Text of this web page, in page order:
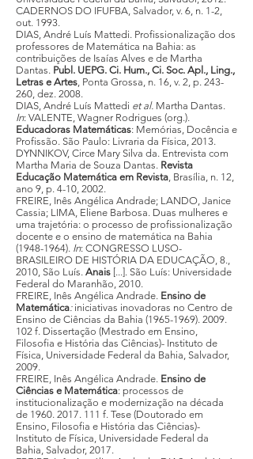
CADERNOS DO IFUFBA, Salvador, v. 6, n. 1-2,
out. 1993.
DIAS, André Luís Mattedi. Profissionalização dos
professores de Matemática na Bahia: as
contribuições de Isaías Alves e de Martha
Dantas. Publ. UEPG. Ci. Hum., Ci. Soc. Apl., Ling.,
Letras e Artes, Ponta Grossa, n. 16, v. 2, p. 243-
260, dez. 2008.
DIAS, André Luís Mattedi et al. Martha Dantas.
In: VALENTE, Wagner Rodrigues (org.).
Educadoras Matemáticas: Memórias, Docência e
Profissão. São Paulo: Livraria da Física, 2013.
DYNNIKOV, Circe Mary Silva da. Entrevista com
Martha Maria de Souza Dantas. Revista
Educação Matemática em Revista, Brasília, n. 12,
ano 9, p. 4-10, 2002.
FREIRE, Inês Angélica Andrade; LANDO, Janice
Cassia; LIMA, Eliene Barbosa. Duas mulheres e
uma trajetória: o processo de profissionalização
docente e o ensino de matemática na Bahia
(1948-1964). In: CONGRESSO LUSO-
BRASILEIRO DE HISTÓRIA DA EDUCAÇÃO, 8.,
2010, São Luís. Anais [...]. São Luís: Universidade
Federal do Maranhão, 2010.
FREIRE, Inês Angélica Andrade. Ensino de
Matemática: iniciativas inovadoras no Centro de
Ensino de Ciências da Bahia (1965-1969). 2009.
102 f. Dissertação (Mestrado em Ensino,
Filosofia e História das Ciências)- Instituto de
Física, Universidade Federal da Bahia, Salvador,
2009.
FREIRE, Inês Angélica Andrade. Ensino de
Ciências e Matemática: processos de
institucionalização e modernização na década
de 1960. 2017. 111 f. Tese (Doutorado em
Ensino, Filosofia e História das Ciências)-
Instituto de Física, Universidade Federal da
Bahia, Salvador, 2017.